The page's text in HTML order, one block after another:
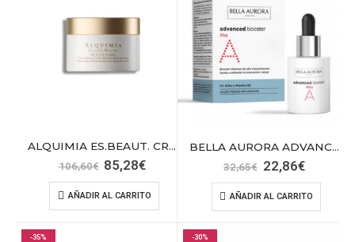
ALQUIMIA ES.BEAUT. CREMA REJUVENATE 50ML
106,60€ El
precio
original
era:
106,60€.
85,28€El
actual
es:
85,28€.
AÑADIR AL CARRITO
BELLA AURORA ADVANCED BOOSTER AHA 30 ML
32,65€ El
precio
original
era:
32,65€.
22,86€El
actual
es:
22,86€.
AÑADIR AL CARRITO
-35% -30%